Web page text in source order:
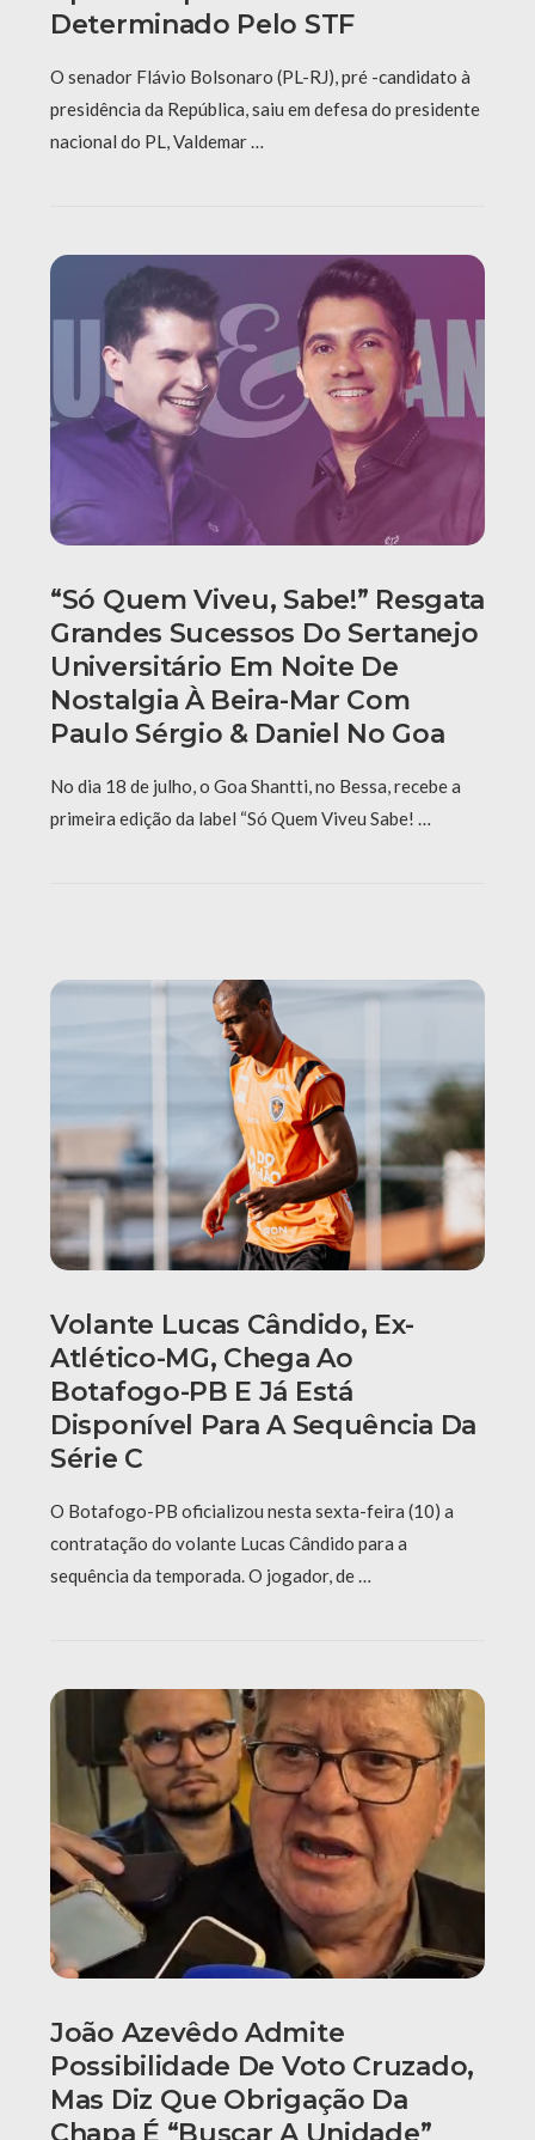
Determinado Pelo STF
O senador Flávio Bolsonaro (PL-RJ), pré -candidato à
presidência da República, saiu em defesa do presidente
nacional do PL, Valdemar …
“Só Quem Viveu, Sabe!” Resgata
Grandes Sucessos Do Sertanejo
Universitário Em Noite De
Nostalgia À Beira-Mar Com
Paulo Sérgio & Daniel No Goa
No dia 18 de julho, o Goa Shantti, no Bessa, recebe a
primeira edição da label “Só Quem Viveu Sabe! …
Volante Lucas Cândido, Ex-
Atlético-MG, Chega Ao
Botafogo-PB E Já Está
Disponível Para A Sequência Da
Série C
O Botafogo-PB oficializou nesta sexta-feira (10) a
contratação do volante Lucas Cândido para a
sequência da temporada. O jogador, de …
João Azevêdo Admite
Possibilidade De Voto Cruzado,
Mas Diz Que Obrigação Da